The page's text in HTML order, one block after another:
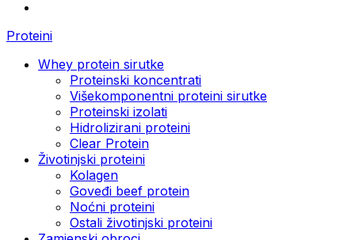
Proteini
Whey protein sirutke
Proteinski koncentrati
Višekomponentni proteini sirutke
Proteinski izolati
Hidrolizirani proteini
Clear Protein
Životinjski proteini
Kolagen
Goveđi beef protein
Noćni proteini
Ostali životinjski proteini